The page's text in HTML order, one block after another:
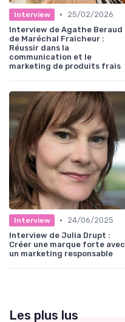
Interview •
25/02/2026
Interview de Agathe Beraud
de Maréchal Fraîcheur :
Réussir dans la
communication et le
marketing de produits frais
Interview •
24/06/2025
Interview de Julia Drupt :
Créer une marque forte avec
un marketing responsable
Les plus lus